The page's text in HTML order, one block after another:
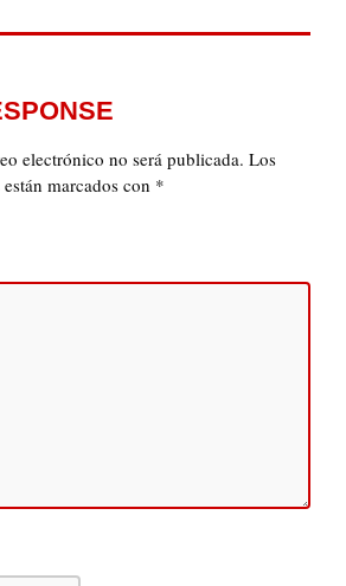
electrónico no será publicada. Los
marcados con *